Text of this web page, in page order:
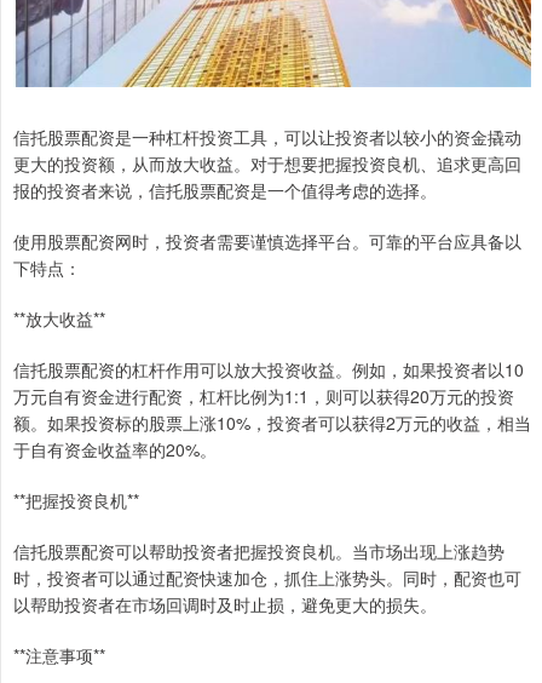
信托股票配资是一种杠杆投资工具，可以让投资者以较小的资金撬动
更大的投资额，从而放大收益。对于想要把握投资良机、追求更高回
报的投资者来说，信托股票配资是一个值得考虑的选择。
使用股票配资网时，投资者需要谨慎选择平台。可靠的平台应具备以
下特点：
**放大收益**
信托股票配资的杠杆作用可以放大投资收益。例如，如果投资者以10
万元自有资金进行配资，杠杆比例为1:1，则可以获得20万元的投资
额。如果投资标的股票上涨10%，投资者可以获得2万元的收益，相当
于自有资金收益率的20%。
**把握投资良机**
信托股票配资可以帮助投资者把握投资良机。当市场出现上涨趋势
时，投资者可以通过配资快速加仓，抓住上涨势头。同时，配资也可
以帮助投资者在市场回调时及时止损，避免更大的损失。
**注意事项**